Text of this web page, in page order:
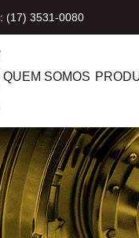
(17) 3531-0080
QUEM SOMOS